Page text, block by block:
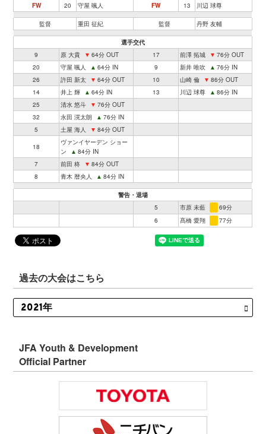
FW 20 守屋 颯人 FW 13 川辺 球尊
監督 重田 征紀 監督 丹野 友輔
選手交代
9
原 大貴 ▼ 64分 OUT 17 前澤 拓城 ▼ 76分 OUT
20
守屋 颯人 ▲ 64分 IN 9 新井 唯吹 ▲ 76分 IN
26
許田 新太 ▼ 64分 OUT 10 山崎 倫 ▼ 86分 OUT
14
井上 輝 ▲ 64分 IN 13 川辺 球尊 ▲ 86分 IN
25
清水 悠斗 ▼ 76分 OUT
32
永田 滉太朗 ▲ 76分 IN
5
土屋 海人 ▼ 84分 OUT
18
ヴァンイヤーデン ショー
ン
▲ 84分 IN
7
前田 柊 ▼ 84分 OUT
8
青木 暦央人 ▲ 84分 IN
警告・退場
5
市原 未藍
69分
6
髙橋 愛翔 77分
過去の大会はこちら
JFA Youth & Development
Official Partner